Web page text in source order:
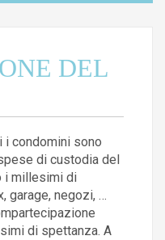
DEL
i condomini sono
di custodia del
i millesimi di
garage, negozi, …
di spettanza. A